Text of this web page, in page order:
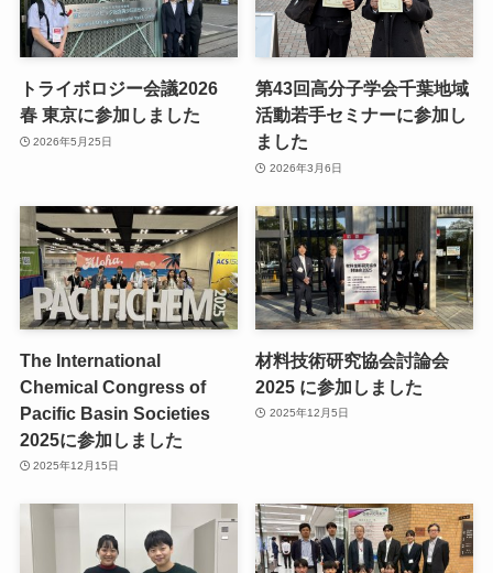
トライボロジー会議2026
春 東京に参加しました
2026年5月25日
第43回高分子学会千葉地域
活動若手セミナーに参加し
ました
2026年3月6日
The International
Chemical Congress of
Pacific Basin Societies
2025に参加しました
2025年12月15日
材料技術研究協会討論会
2025 に参加しました
2025年12月5日